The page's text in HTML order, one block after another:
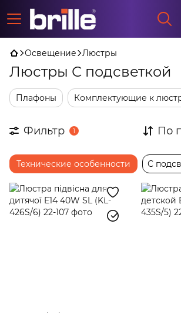
Освещение Люстры
Люстры С подсветкой
Плафоны Комплектующие к
Фильтр 1 По
Технические особенности С